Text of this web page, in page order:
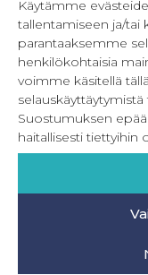
Käytämme
tallentamiseen ja/tai
parantaaksemme
henkilökohtaisia
voimme käsitellä
selauskäyttäytymistä
Suostumuksen
haitallisesti tiettyihin
Metrivetoketjun
Metrivetoketjun
Onnistu joustavien
Laakasauman
Jujunan